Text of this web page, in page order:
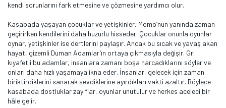
kendi sorunlarını fark etmesine ve çözmesine yardımcı olur.
Kasabada yaşayan çocuklar ve yetişkinler, Momo’nun yanında zaman
geçirirken kendilerini daha huzurlu hisseder. Çocuklar onunla oyunlar
oynar, yetişkinler ise dertlerini paylaşır. Ancak bu sıcak ve yavaş akan
hayat, gizemli Duman Adamlar’ın ortaya çıkmasıyla değişir. Gri
kıyafetli bu adamlar, insanlara zamanı boşa harcadıklarını söyler ve
onları daha hızlı yaşamaya ikna eder. İnsanlar, gelecek için zaman
biriktirdiklerini sanarak sevdiklerine ayırdıkları vakti azaltır. Böylece
kasabada dostluklar zayıflar, oyunlar unutulur ve herkes aceleci bir
hâle gelir.